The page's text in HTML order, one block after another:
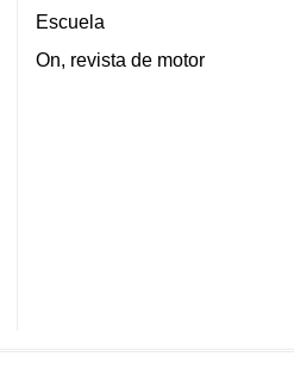
Escuela
On, revista de motor